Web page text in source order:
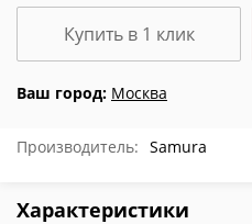
Ваш город: Москва
Купить в 1 клик
Производитель: Samura
Характеристики